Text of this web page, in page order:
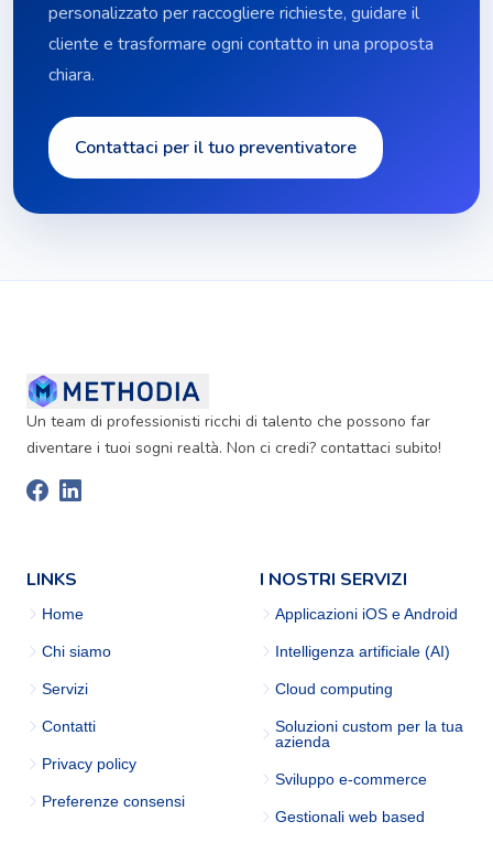
personalizzato per raccogliere richieste, guidare il
cliente e trasformare ogni contatto in una proposta
chiara.
Contattaci per il tuo preventivatore
Un team di professionisti ricchi di talento che possono far
diventare i tuoi sogni realtà. Non ci credi? contattaci subito!
LINKS
Home
Chi siamo
Servizi
Contatti
Privacy policy
Preferenze consensi
I NOSTRI SERVIZI
Applicazioni iOS e Android
Intelligenza artificiale (AI)
Cloud computing
Soluzioni custom per la tua
azienda
Sviluppo e-commerce
Gestionali web based